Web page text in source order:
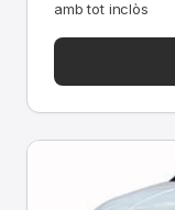
amb tot inclòs